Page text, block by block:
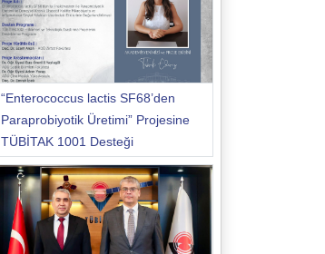
“Enterococcus lactis SF68’den
Paraprobiyotik Üretimi” Projesine
TÜBİTAK 1001 Desteği